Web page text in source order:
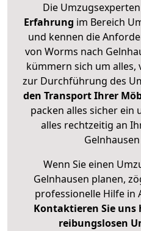
Die
Erfahrung im Bereich
und kennen die
von Worms nach
kümmern sich um alles,
zur Durchführung des
den Transport Ihrer
packen alles sicher ein
alles rechtzeitig an
Wenn Sie einen
Gelnhausen planen,
professionelle Hilfe in
Kontaktieren Sie uns
reibungslosen